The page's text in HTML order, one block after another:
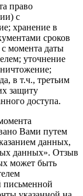
право
с
хранение в
сроков
с момента даты
уточнение
в т.ч., третьим
защиту
доступа.
Вами путем
данных,
данных». Отзыв
может быть
письменной